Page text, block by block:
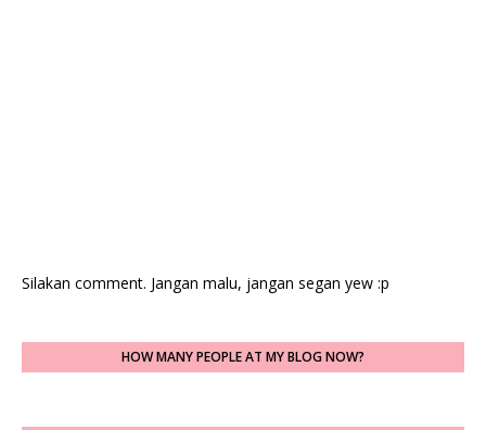
Silakan comment. Jangan malu, jangan segan yew :p
HOW MANY PEOPLE AT MY BLOG NOW?